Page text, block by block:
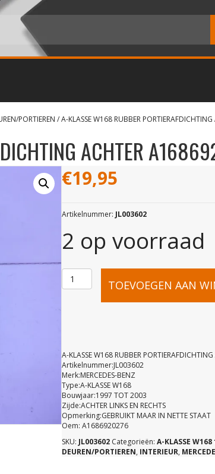
PORTIEREN / A-KLASSE W168 RUBBER
ACHTER
€19,95
Artikelnummer: JL003602
2 op voorraad
A-
W168
RUBBER
ACHTER
TOEVOEGEN AAN
A-KLASSE W168 RUBBER
Artikelnummer:JL003602
Merk:MERCEDES-BENZ
Type:A-KLASSE W168
Bouwjaar:1997 TOT 2003
Zijde:ACHTER LINKS EN RECHTS
Opmerking:GEBRUIKT MAAR IN NETTE STAAT
Oem: A1686920276
SKU: JL003602 Categorieën: A-KLASSE
DEUREN/PORTIEREN, INTERIEUR,